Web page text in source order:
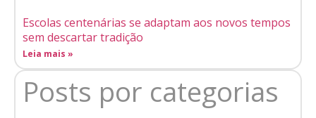
Escolas centenárias se adaptam aos novos tempos
sem descartar tradição
Leia mais »
Posts por categorias